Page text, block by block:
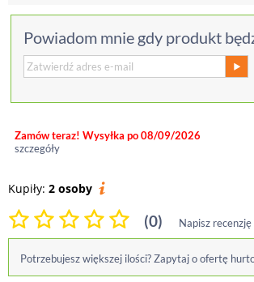
Powiadom mnie gdy produkt
Zamów teraz! Wysyłka po 08/09/2026
szczegóły
Kupiły: 2 osoby
(0) Napisz recenzję
Potrzebujesz większej ilości? Zapytaj o ofertę